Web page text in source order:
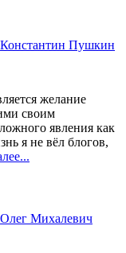
Константин Пушкин
желание
своим
явления как
я не вёл блогов,
Олег Михалевич